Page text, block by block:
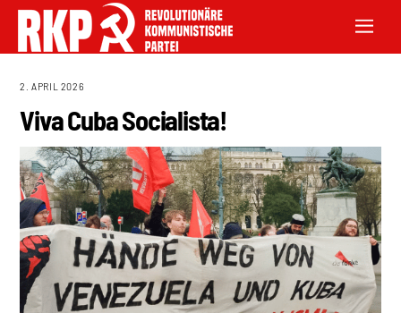
2. APRIL 2026
Viva Cuba Socialista!